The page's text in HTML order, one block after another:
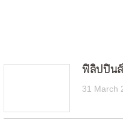
ฟิลิปปินส์
31 March